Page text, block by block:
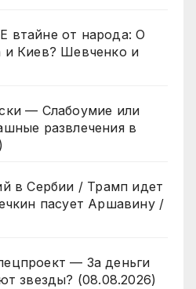
втайне от народа: О
и Киев? Шевченко и
— Слабоумие или
развлечения в
в Сербии / Трамп идет
пасует Аршавину /
— За деньги
звезды? (08.08.2026)